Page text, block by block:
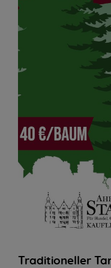
Traditioneller